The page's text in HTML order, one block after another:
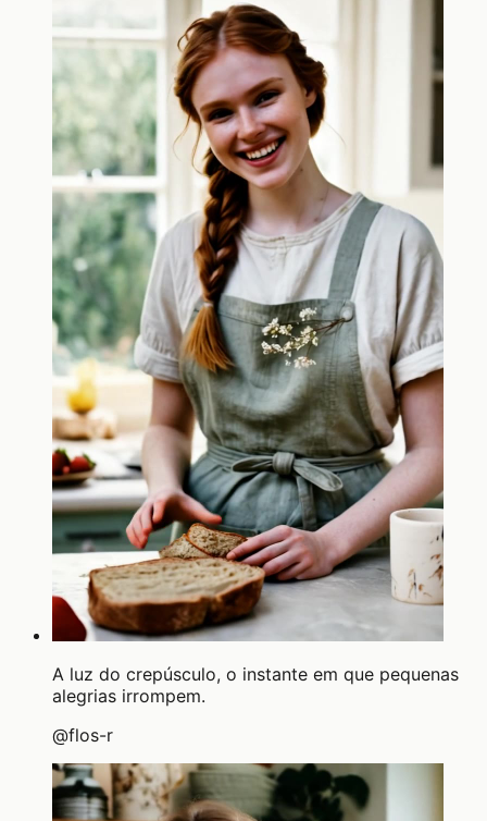
A luz do crepúsculo, o instante em que pequenas
alegrias irrompem.
@flos-r